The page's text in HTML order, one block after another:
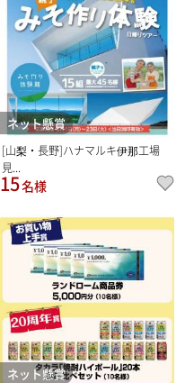
ネット懸賞
[山梨・長野]ハナマルキ伊那工場
見...
15名様
ネット懸賞